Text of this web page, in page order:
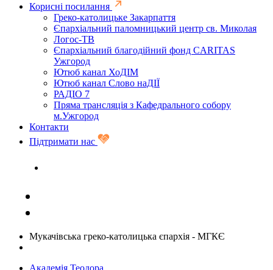
Корисні посилання
Греко-католицьке Закарпаття
Єпархіальний паломницький центр св. Миколая
Логос-ТВ
Єпархіальний благодійний фонд CARITAS
Ужгород
Ютюб канал ХоДІМ
Ютюб канал Слово наДІЇ
РАДІО 7
Пряма трансляція з Кафедрального собору
м.Ужгород
Контакти
Підтримати нас
Мукачівська греко-католицька єпархія - МГКЄ
Академія Теодора